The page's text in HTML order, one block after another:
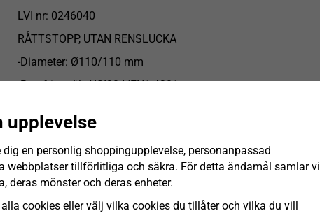
LVI nr: 0246040
RÅTTSTOPP, UTAN RENSLUCKA
-Diameter: Ø110/110 mm
-Rostfritt stål: AISI304/EN1.4301
Material
Material (EN)
Utloppsdiameter (mm)
Vikt (kg)
upplevelse
en personlig shoppingupplevelse, personanpassad
webbplatser tillförlitliga och säkra. För detta ändamål samlar vi
deras mönster och deras enheter.
cookies eller välj vilka cookies du tillåter och vilka du vill